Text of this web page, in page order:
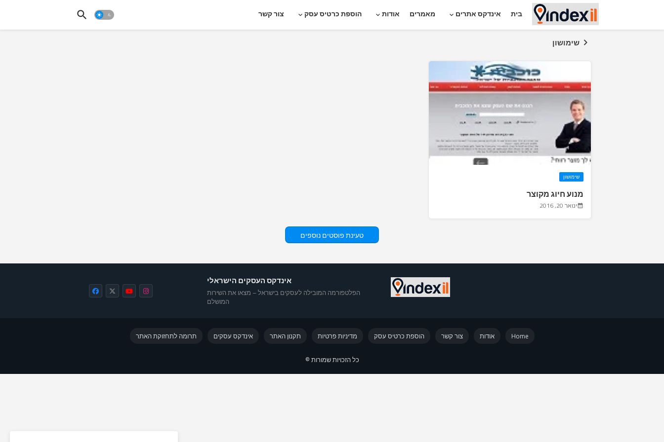
בית אינדקס אתרים מאמרים אודות הוספת כרטיס עסק צור קשר
שימושון
שימושון
מנוע חיוג מקוצר
ינואר 20, 2016
טעינת פוסטים נוספים
אינדקס העסקים הישראלי
הפלטפורמה המובילה לעסקים בישראל – מצאו את השירות
המושלם
כל הזכויות שמורות ©
Home אודות צור קשר הוספת כרטיס עסק מדיניות פרטיות תקנון האתר אינדקס עסקים תרומה לתחזוקת האתר